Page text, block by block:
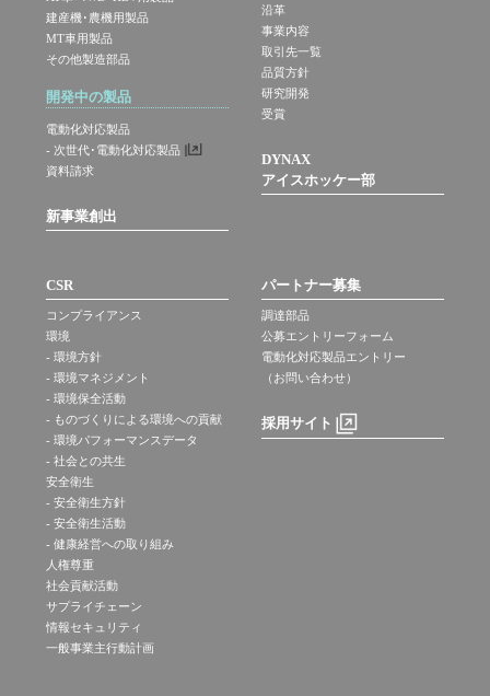
建産機･農機用製品
MT車用製品
その他製造部品
開発中の製品
電動化対応製品
- 次世代･電動化対応製品
資料請求
新事業創出
沿革
事業内容
取引先一覧
品質方針
研究開発
受賞
DYNAX
アイスホッケー部
CSR
コンプライアンス
環境
- 環境方針
- 環境マネジメント
- 環境保全活動
- ものづくりによる環境への貢献
- 環境パフォーマンスデータ
- 社会との共生
安全衛生
- 安全衛生方針
- 安全衛生活動
- 健康経営への取り組み
人権尊重
社会貢献活動
サプライチェーン
情報セキュリティ
一般事業主行動計画
パートナー募集
調達部品
公募エントリーフォーム
電動化対応製品エントリー
（お問い合わせ）
採用サイト